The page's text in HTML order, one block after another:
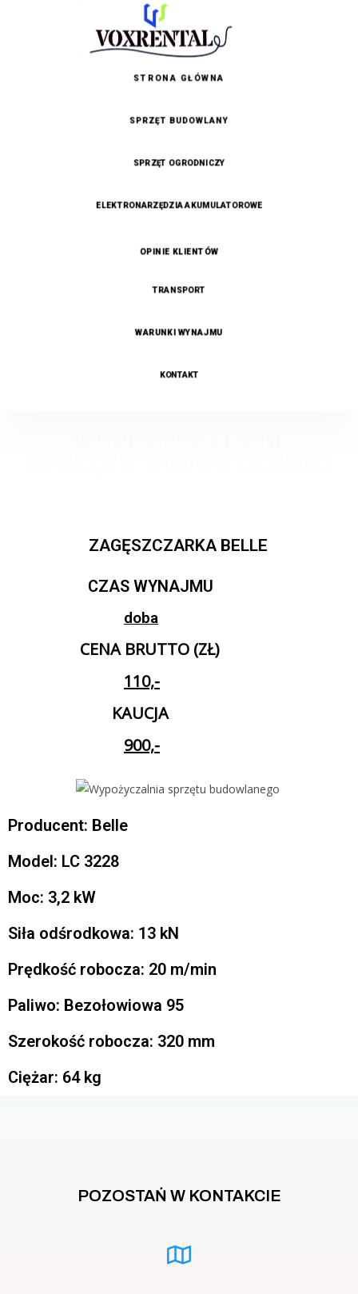
STRONA GŁÓWNA
SPRZĘT BUDOWLANY
SPRZĘT OGRODNICZY
ELEKTRONARZĘDZIA AKUMULATOROWE
OPINIE KLIENTÓW
TRANSPORT
WARUNKI WYNAJMU
KONTAKT
ZAGĘSZCZARKA BELLE
CZAS WYNAJMU
doba
CENA BRUTTO (ZŁ)
110,-
KAUCJA
900,-
Producent: Belle
Model: LC 3228
Moc: 3,2 kW
Siła odśrodkowa: 13 kN
Prędkość robocza: 20 m/min
Paliwo: Bezołowiowa 95
Szerokość robocza: 320 mm
Ciężar: 64 kg
POZOSTAŃ W KONTAKCIE